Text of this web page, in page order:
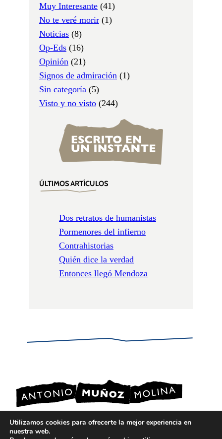
Muy Interesante (41)
No te veré morir (1)
Noticias (8)
Op-Eds (16)
Opinión (21)
Signos de admiración (1)
Sin categoría (5)
Visto y no visto (244)
ÚLTIMOS ARTÍCULOS
Dos retratos de humanistas
Pormenores del infierno
Contrahistorias
Quién dice la verdad
Entonces llegó Mendoza
Utilizamos cookies para ofrecerte la mejor experiencia en
nuestra web.